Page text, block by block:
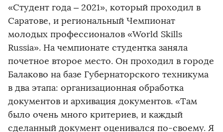
«Студент года – 2021», который проходил в
Саратове, и региональный Чемпионат
молодых профессионалов «World Skills
Russia». На чемпионате студентка заняла
почетное второе место. Он проходил в городе
Балаково на базе Губернаторского техникума
в два этапа: организационная обработка
документов и архивация документов. «Там
было очень много критериев, и каждый
сделанный документ оценивался по-своему. Я